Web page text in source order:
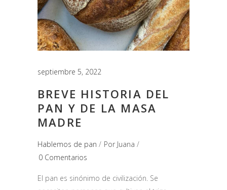
septiembre 5, 2022
BREVE HISTORIA DEL
PAN Y DE LA MASA
MADRE
Hablemos de pan Por Juana
0 Comentarios
El pan es sinónimo de civilización. Se